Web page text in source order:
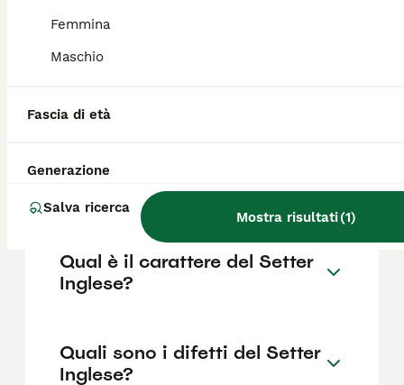
Femmina
Maschio
Fascia di età
Generazione
Salva ricerca
Mostra risultati(1)
Il costo medio di un cucciolo di Setter
Inglese di razza pura in Italia è di circa 163€
dell'allevatore e la posizione.
Quanto dura la vita di un
Setter Inglese?
Qual è il carattere del Setter
Inglese?
Quali sono i difetti del Setter
Inglese?